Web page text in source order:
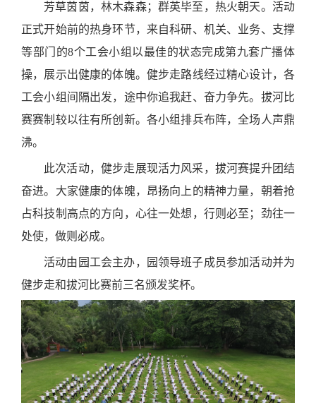
芳草茵茵，林木森森；群英毕至，热火朝天。活动
正式开始前的热身环节，来自科研、机关、业务、支撑
等部门的8个工会小组以最佳的状态完成第九套广播体
操，展示出健康的体魄。健步走路线经过精心设计，各
工会小组间隔出发，途中你追我赶、奋力争先。拔河比
赛赛制较以往有所创新。各小组排兵布阵，全场人声鼎
沸。
此次活动，健步走展现活力风采，拔河赛提升团结
奋进。大家健康的体魄，昂扬向上的精神力量，朝着抢
占科技制高点的方向，心往一处想，行则必至；劲往一
处使，做则必成。
活动由园工会主办，园领导班子成员参加活动并为
健步走和拔河比赛前三名颁发奖杯。